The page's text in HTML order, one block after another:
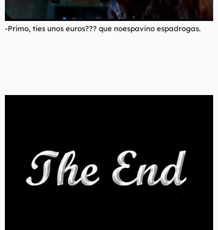
-Primo, ties unos euros??? que noespavino espadrogas.